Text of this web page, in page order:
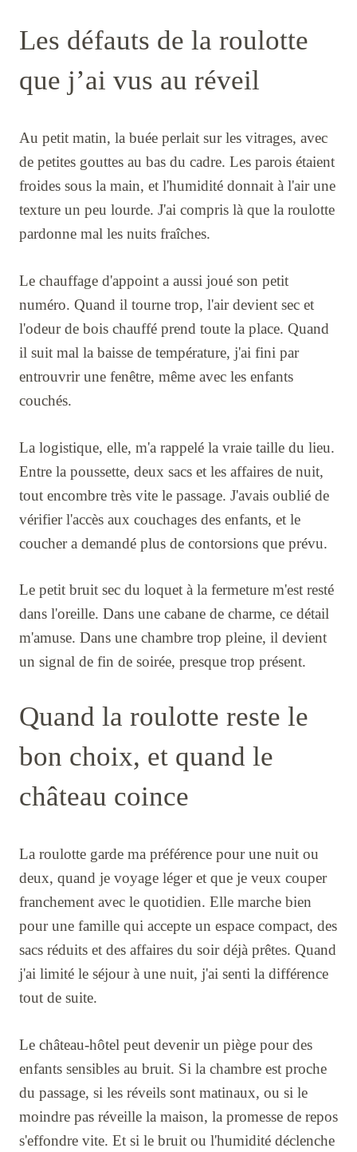
Les défauts de la roulotte
que j’ai vus au réveil
Au petit matin, la buée perlait sur les vitrages, avec
de petites gouttes au bas du cadre. Les parois étaient
froides sous la main, et l'humidité donnait à l'air une
texture un peu lourde. J'ai compris là que la roulotte
pardonne mal les nuits fraîches.
Le chauffage d'appoint a aussi joué son petit
numéro. Quand il tourne trop, l'air devient sec et
l'odeur de bois chauffé prend toute la place. Quand
il suit mal la baisse de température, j'ai fini par
entrouvrir une fenêtre, même avec les enfants
couchés.
La logistique, elle, m'a rappelé la vraie taille du lieu.
Entre la poussette, deux sacs et les affaires de nuit,
tout encombre très vite le passage. J'avais oublié de
vérifier l'accès aux couchages des enfants, et le
coucher a demandé plus de contorsions que prévu.
Le petit bruit sec du loquet à la fermeture m'est resté
dans l'oreille. Dans une cabane de charme, ce détail
m'amuse. Dans une chambre trop pleine, il devient
un signal de fin de soirée, presque trop présent.
Quand la roulotte reste le
bon choix, et quand le
château coince
La roulotte garde ma préférence pour une nuit ou
deux, quand je voyage léger et que je veux couper
franchement avec le quotidien. Elle marche bien
pour une famille qui accepte un espace compact, des
sacs réduits et des affaires du soir déjà prêtes. Quand
j'ai limité le séjour à une nuit, j'ai senti la différence
tout de suite.
Le château-hôtel peut devenir un piège pour des
enfants sensibles au bruit. Si la chambre est proche
du passage, si les réveils sont matinaux, ou si le
moindre pas réveille la maison, la promesse de repos
s'effondre vite. Et si le bruit ou l'humidité déclenche